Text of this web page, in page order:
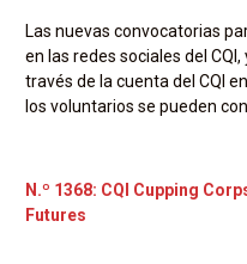
Las nuevas convocatorias
en las redes sociales del
través de la cuenta del CQI
los voluntarios se pueden
N.º 1368: CQI Cupping
Futures